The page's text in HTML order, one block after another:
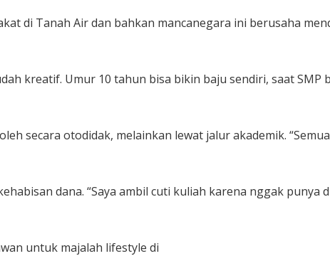
di Tanah Air dan bahkan mancanegara ini berusaha
kreatif. Umur 10 tahun bisa bikin baju sendiri, saat SMP
secara otodidak, melainkan lewat jalur akademik.
dana. “Saya ambil cuti kuliah karena nggak punya
untuk majalah lifestyle di